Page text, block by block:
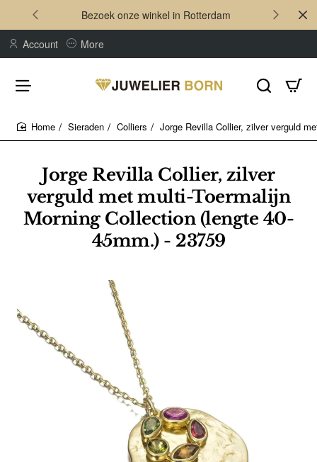
Bezoek onze winkel in Rotterdam
Account More
Jorge Revilla Collier, zilver
verguld met multi-Toermalijn
Morning Collection (lengte 40-
45mm.) - 23759
Sieraden Colliers Jorge Revilla Collier, zilver verguld